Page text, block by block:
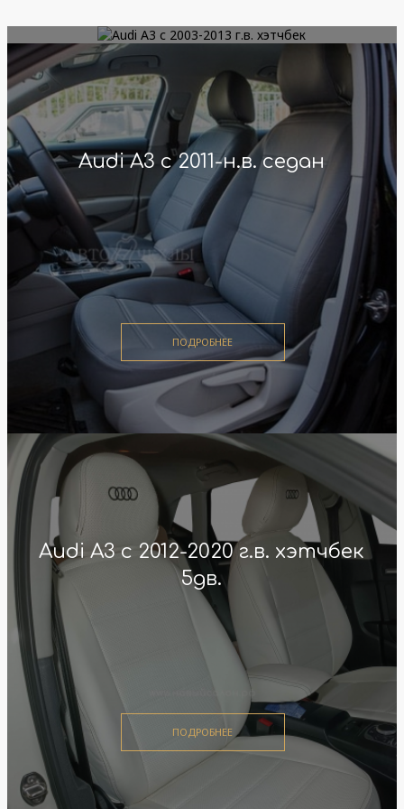
Audi A3 с 2003-2013 г.в. хэтчбек
Audi A3 с 2011-н.в. седан
ПОДРОБНЕЕ
Audi A3 с 2012-2020 г.в. хэтчбек
5дв.
ПОДРОБНЕЕ
ПОДРОБНЕЕ
ПОДРОБНЕЕ